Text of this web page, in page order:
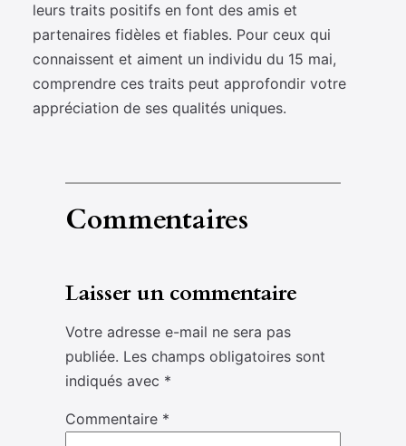
leurs traits positifs en font des amis et
partenaires fidèles et fiables. Pour ceux qui
connaissent et aiment un individu du 15 mai,
comprendre ces traits peut approfondir votre
appréciation de ses qualités uniques.
Commentaires
Laisser un commentaire
Votre adresse e-mail ne sera pas
publiée. Les champs obligatoires sont
indiqués avec *
Commentaire *